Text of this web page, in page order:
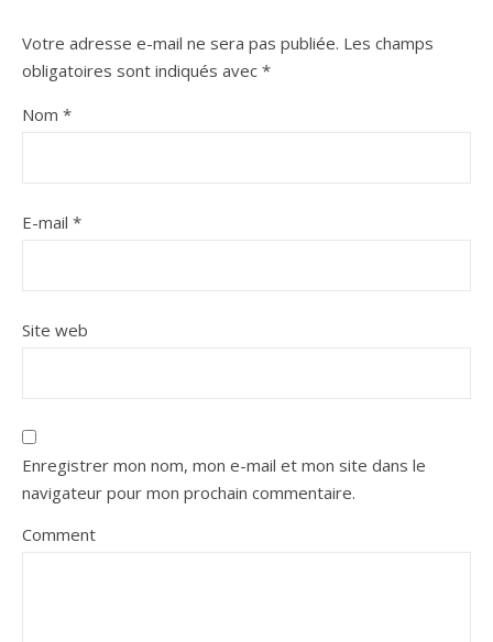
Votre adresse e-mail ne sera pas publiée. Les champs
obligatoires sont indiqués avec *
Nom *
E-mail *
Site web
Enregistrer mon nom, mon e-mail et mon site dans le
navigateur pour mon prochain commentaire.
Comment